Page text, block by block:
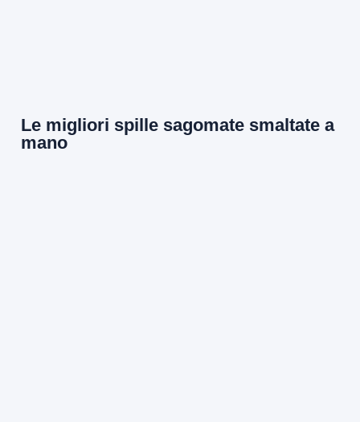
Le migliori spille sagomate smaltate a
mano